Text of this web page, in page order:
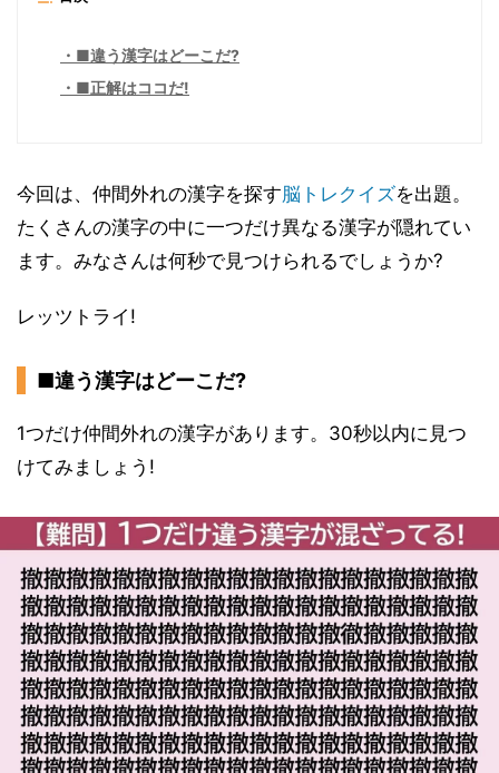
■違う漢字はどーこだ?
■正解はココだ!
今回は、仲間外れの漢字を探す脳トレ クイズを出題。
たくさんの漢字の中に一つだけ異なる漢字が隠れてい
ます。みなさんは何秒で見つけられるでしょうか?
レッツトライ!
■違う漢字はどーこだ?
1つだけ仲間外れの漢字があります。30秒以内に見つ
けてみましょう!